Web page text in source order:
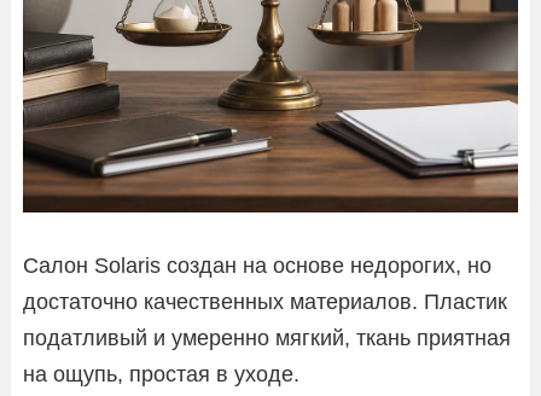
Салон Solaris создан на основе недорогих, но
достаточно качественных материалов. Пластик
податливый и умеренно мягкий, ткань приятная
на ощупь, простая в уходе.